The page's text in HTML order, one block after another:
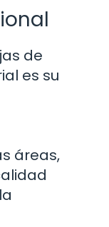
de
es su
áreas,